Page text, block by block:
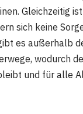
Gleichzeitig
sich keine
es außerhalb
wodurch
und für alle